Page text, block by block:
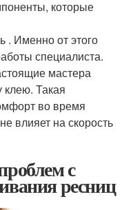
которые
. Именно от этого
специалиста.
мастера
клею. Такая
во время
влияет на скорость
с
ресниц